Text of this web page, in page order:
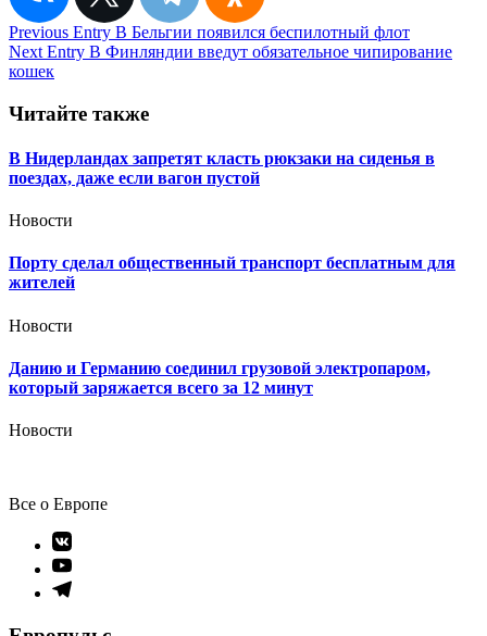
Навигация
по
Previous Entry В Бельгии появился беспилотный флот
Next Entry В Финляндии введут обязательное чипирование
кошек
Читайте также
В Нидерландах запретят класть рюкзаки на сиденья в
поездах, даже если вагон пустой
Новости
Порту сделал общественный транспорт бесплатным для
жителей
Новости
Данию и Германию соединил грузовой электропаром,
который заряжается всего за 12 минут
Новости
Все о Европе
Элемент
меню
Элемент
меню
Элемент